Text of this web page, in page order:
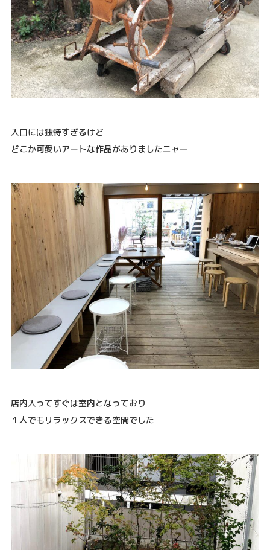
入口には独特すぎるけど
どこか可愛いアートな作品がありましたニャー
店内入ってすぐは室内となっており
１人でもリラックスできる空間でした